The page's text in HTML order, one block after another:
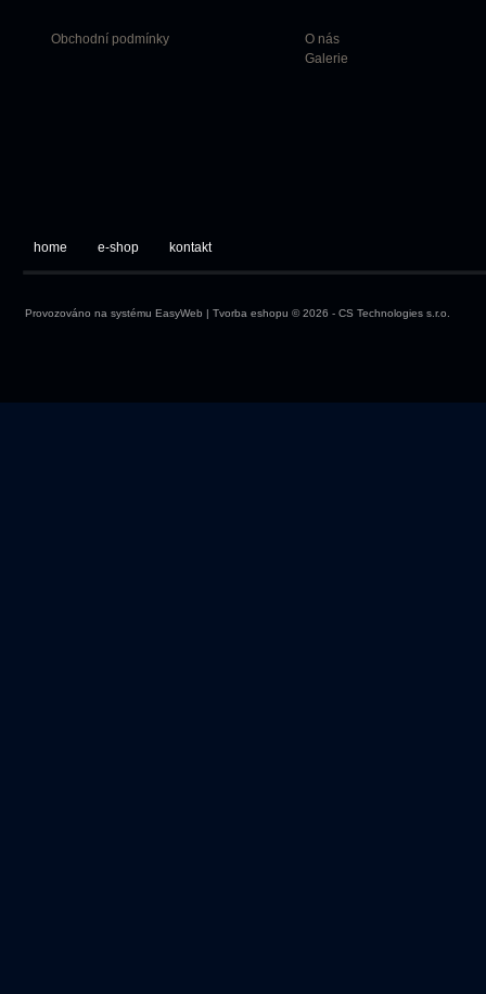
Obchodní podmínky
O nás
Galerie
home e-shop kontakt
Provozováno na systému EasyWeb | Tvorba eshopu © 2026 - CS Technologies s.r.o.